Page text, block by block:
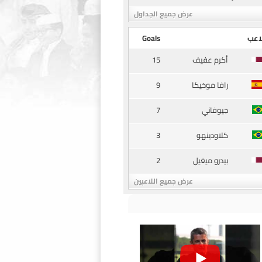
عرض جميع الجداول
Goals
أكرم عفيف
15
رافا موخيكا
9
جيوفاني
7
كلاودينهو
3
بيدرو ميغيل
2
عرض جميع اللاعبين